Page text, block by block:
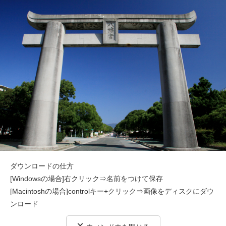
ダウンロードの仕方
[Windowsの場合]右クリック⇒名前をつけて保存
[Macintoshの場合]controlキー+クリック⇒画像をディスクにダウ
ンロード